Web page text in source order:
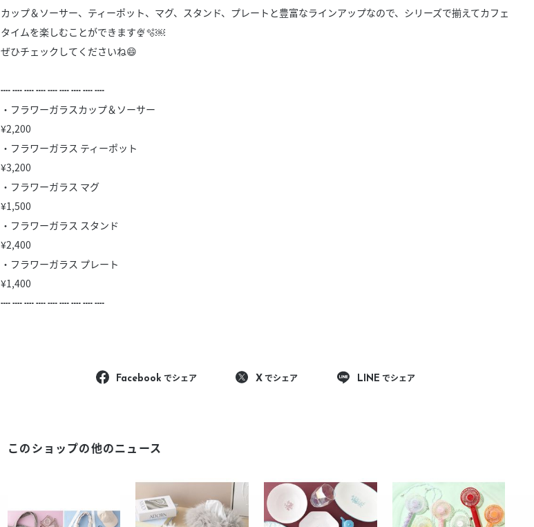
カップ＆ソーサー、ティーポット、マグ、スタンド、プレートと豊富なラインアップなので、シリーズで揃えてカフェ
タイムを楽しむことができます🍨🫧￼
ぜひチェックしてくださいね😄
┉ ┉ ┉ ┉ ┉ ┉ ┉ ┉ ┉
・フラワーガラスカップ＆ソーサー
¥2,200
・フラワーガラス ティーポット
¥3,200
・フラワーガラス マグ
¥1,500
・フラワーガラス スタンド
¥2,400
・フラワーガラス プレート
¥1,400
┉ ┉ ┉ ┉ ┉ ┉ ┉ ┉ ┉
Facebook でシェア X でシェア LINE でシェア
このショップの他のニュース